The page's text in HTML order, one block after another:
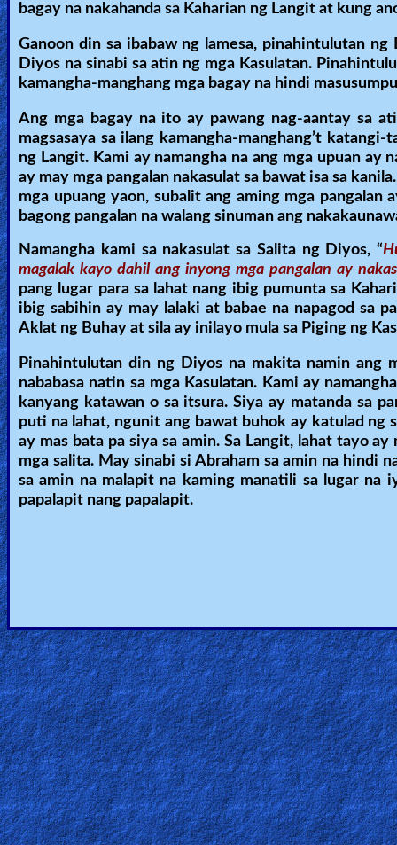
bagay na nakahanda sa Kaharian ng Langit at kung
Ganoon din sa ibabaw ng lamesa, pinahintulutan
Diyos na sinabi sa atin ng mga Kasulatan.
kamangha-manghang mga bagay na hindi
Ang mga bagay na ito ay pawang nag-aantay sa
magsasaya sa ilang kamangha-manghang’t
ng Langit. Kami ay namangha na ang mga upuan ay
ay may mga pangalan nakasulat sa bawat isa sa
mga upuang yaon, subalit ang aming mga pangalan
bagong pangalan na walang sinuman ang
Namangha kami sa nakasulat sa Salita ng Diyos, “
magalak kayo dahil ang inyong mga pangalan ay
pang lugar para sa lahat nang ibig pumunta sa
ibig sabihin ay may lalaki at babae na napagod sa
Aklat ng Buhay at sila ay inilayo mula sa Piging ng
Pinahintulutan din ng Diyos na makita namin ang
nababasa natin sa mga Kasulatan. Kami ay
kanyang katawan o sa itsura. Siya ay matanda sa
puti na lahat, ngunit ang bawat buhok ay katulad ng
ay mas bata pa siya sa amin. Sa Langit, lahat tayo
mga salita. May sinabi si Abraham sa amin na hindi
sa amin na malapit na kaming manatili sa lugar na
papalapit nang papalapit.